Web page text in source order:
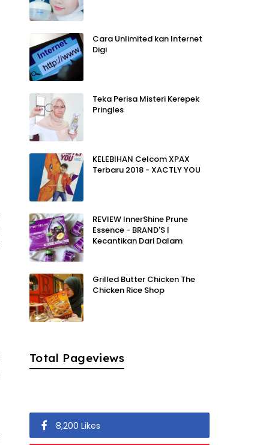
Cara Unlimited kan Internet
Digi
Teka Perisa Misteri Kerepek
Pringles
KELEBIHAN Celcom XPAX
Terbaru 2018 - XACTLY YOU
REVIEW InnerShine Prune
Essence - BRAND'S |
Kecantikan Dari Dalam
Grilled Butter Chicken The
Chicken Rice Shop
Total Pageviews
8,200 Likes